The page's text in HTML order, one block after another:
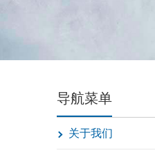
导航菜单
关于我们